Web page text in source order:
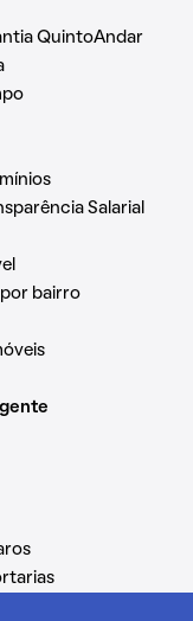
QuintoAndar
Salarial
por bairro
gente